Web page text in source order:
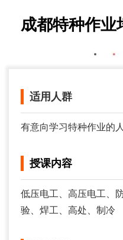
成都特种作业
适用人群
有意向学习特种作业的
授课内容
低压电工、高压电工、
验、焊工、高处、制冷